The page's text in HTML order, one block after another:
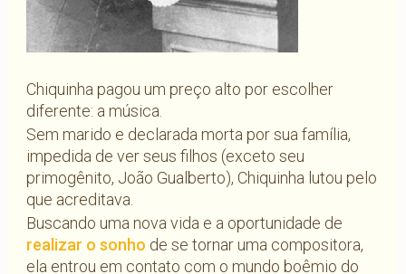
Chiquinha pagou um preço alto por escolher
diferente: a música.
Sem marido e declarada morta por sua família,
impedida de ver seus filhos (exceto seu
primogênito, João Gualberto), Chiquinha lutou pelo
que acreditava.
Buscando uma nova vida e a oportunidade de
realizar o sonho de se tornar uma compositora,
ela entrou em contato com o mundo boêmio do